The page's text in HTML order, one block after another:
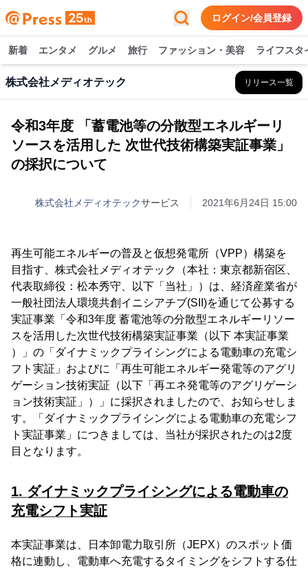
ログイン/会員登録
新着 エンタメ グルメ 旅行 ファッション・美容 ライフスタ
株式会社メディオテック リリース一覧
令和3年度 「蓄電池等の分散型エネルギーリ
ソースを活用した 次世代技術構築実証事業」
の採択について
株式会社メディオテックサービス 2021年6月24日 15:00
再生可能エネルギーの普及と仮想発電所（VPP）構築を
目指す、株式会社メディオテック（本社：東京都新宿区、
代表取締役：松本秀守、以下「当社」）は、経済産業省が
一般社団法人環境共創イニシアチブ(SII)を通じて公募する
実証事業「令和3年度 蓄電池等の分散型エネルギーリソー
スを活用した次世代技術構築実証事業（以下 本実証事業
）」の「ダイナミックプライシングによる電動車の充電シ
フト実証」およびに「再生可能エネルギー発電等のアグリ
ゲーション技術実証（以下「再エネ発電等のアグリゲーシ
ョン技術実証」）」に採択されましたので、お知らせしま
す。「ダイナミックプライシングによる電動車の充電シフ
ト実証事業」につきましては、当社が採択されたのは2度
目となります。
1. ダイナミックプライシングによる電動車の
充電シフト実証
本実証事業は、日本卸電力取引所（JEPX）のスポット価
格に連動し、電動車へ充電するタイミングをシフトする仕